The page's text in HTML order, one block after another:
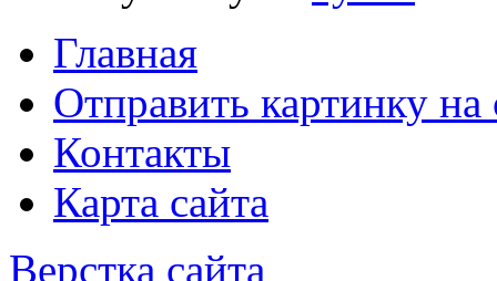
Главная
Отправить картинку на
Контакты
Карта сайта
Верстка сайта